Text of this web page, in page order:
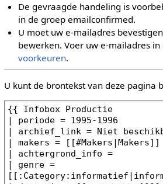
De gevraagde handeling is
in de groep emailconfirmed.
U moet uw e-mailadres
bewerken. Voer uw e-mailadres
voorkeuren.
U kunt de brontekst van deze pagina